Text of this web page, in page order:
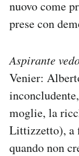
Area
Newsletter
Notifiche
Regala il
Hai
Esci
nuovo come
prese con
Aspirante
Venier:
moglie, la
Littizzetto), a
quando non